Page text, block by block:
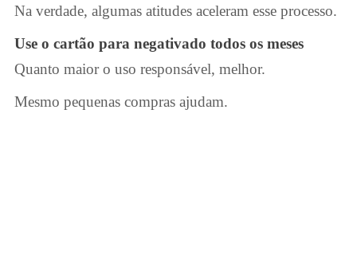
Na verdade, algumas atitudes aceleram esse processo.
Use o cartão para negativado todos os meses
Quanto maior o uso responsável, melhor.
Mesmo pequenas compras ajudam.